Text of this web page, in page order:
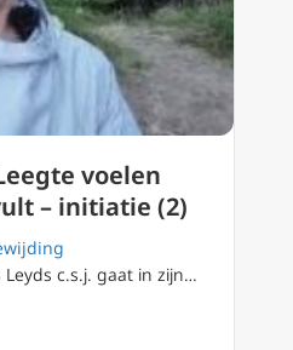
voelen
– initiatie (2)
Leyds c.s.j. gaat in zijn…
104: Leegte voelen voordat